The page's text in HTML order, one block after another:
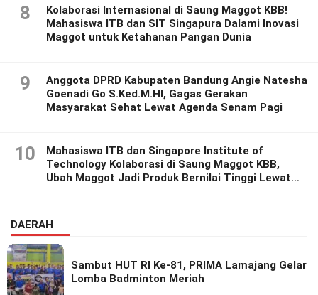
8
Kolaborasi Internasional di Saung Maggot KBB!
Mahasiswa ITB dan SIT Singapura Dalami Inovasi
Maggot untuk Ketahanan Pangan Dunia
9
Anggota DPRD Kabupaten Bandung Angie Natesha
Goenadi Go S.Ked.M.HI, Gagas Gerakan
Masyarakat Sehat Lewat Agenda Senam Pagi
10
Mahasiswa ITB dan Singapore Institute of
Technology Kolaborasi di Saung Maggot KBB,
Ubah Maggot Jadi Produk Bernilai Tinggi Lewat
DAERAH
Sambut HUT RI Ke-81, PRIMA Lamajang Gelar
Lomba Badminton Meriah